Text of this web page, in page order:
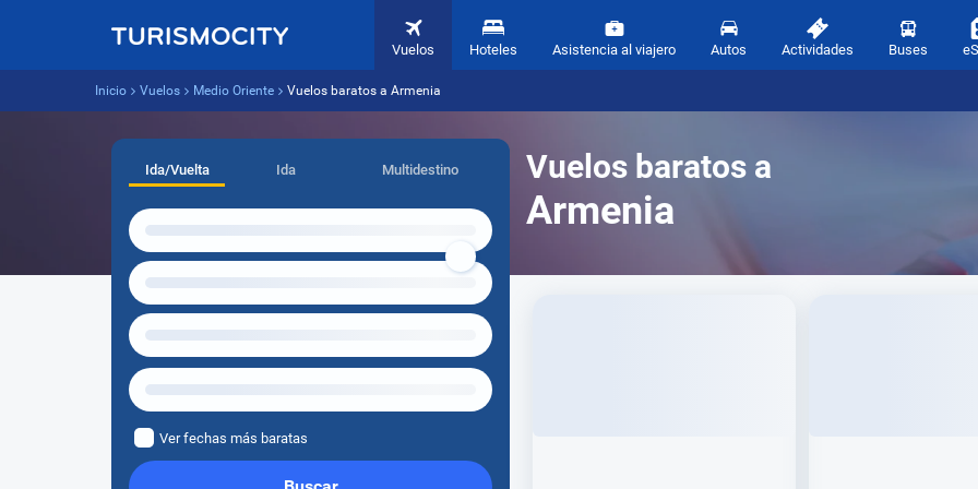
Vuelos Hoteles Asistencia al viajero Autos Actividades Buses
Inicio Vuelos Medio Oriente Vuelos baratos a Armenia
Ida/Vuelta Ida Multidestino
Ver fechas más baratas
Vuelos baratos a
Armenia